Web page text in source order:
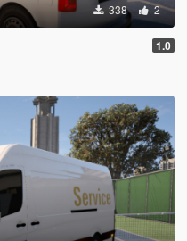
338 2
1.0